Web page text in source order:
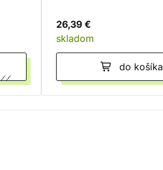
26,39 €
skladom
do košíka